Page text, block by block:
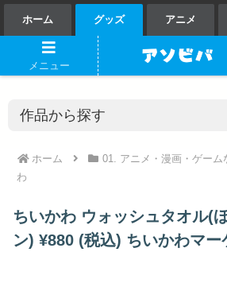
ホーム グッズ アニメ
ホーム 01. アニメ・漫画・ゲーム
わ
ちいかわ ウォッシュタオル(
ン) ¥880 (税込) ちいかわマー
メニュー